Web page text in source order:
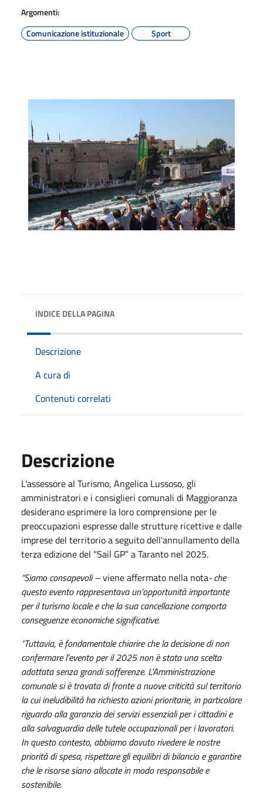
Argomenti:
Comunicazione istituzionale
Sport
INDICE DELLA PAGINA
Descrizione
A cura di
Contenuti correlati
Descrizione
L’assessore al Turismo, Angelica Lussoso, gli
amministratori e i consiglieri comunali di Maggioranza
desiderano esprimere la loro comprensione per le
preoccupazioni espresse dalle strutture ricettive e dalle
imprese del territorio a seguito dell'annullamento della
terza edizione del “Sail GP” a Taranto nel 2025.
“Siamo consapevoli –viene affermato nella nota- che
questo evento rappresentava un'opportunità importante
per il turismo locale e che la sua cancellazione comporta
conseguenze economiche significative.
"Tuttavia, è fondamentale chiarire che la decisione di non
confermare l'evento per il 2025 non è stata una scelta
adottata senza grandi sofferenze. L'Amministrazione
comunale si è trovata di fronte a nuove criticità sul territorio
la cui ineludibilità ha richiesto azioni prioritarie, in particolare
riguardo alla garanzia dei servizi essenziali per i cittadini e
alla salvaguardia delle tutele occupazionali per i lavoratori.
In questo contesto, abbiamo dovuto rivedere le nostre
priorità di spesa, rispettare gli equilibri di bilancio e garantire
che le risorse siano allocate in modo responsabile e
sostenibile.